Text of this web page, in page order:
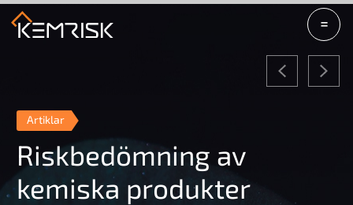
=
Artiklar
Riskbedömning av
kemiska produkter